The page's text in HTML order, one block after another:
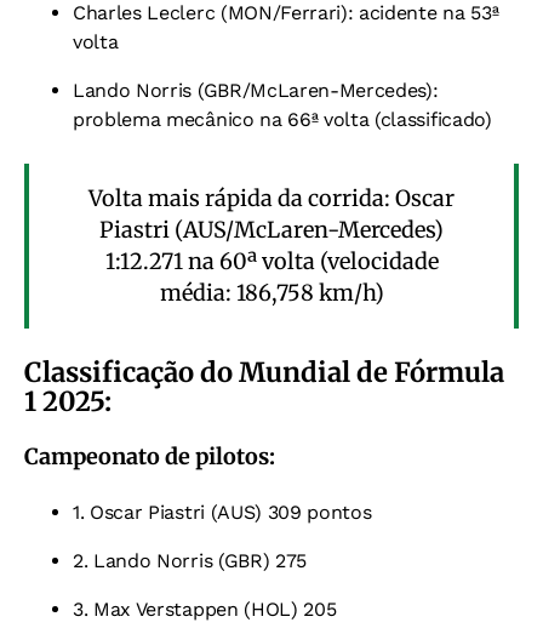
Charles Leclerc (MON/Ferrari): acidente na 53ª
volta
Lando Norris (GBR/McLaren-Mercedes):
problema mecânico na 66ª volta (classificado)
Volta mais rápida da corrida: Oscar
Piastri (AUS/McLaren-Mercedes)
1:12.271 na 60ª volta (velocidade
média: 186,758 km/h)
Classificação do Mundial de Fórmula
1 2025:
Campeonato de pilotos:
1. Oscar Piastri (AUS) 309 pontos
2. Lando Norris (GBR) 275
3. Max Verstappen (HOL) 205